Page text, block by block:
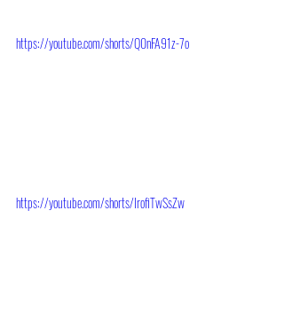
https://youtube.com/shorts/Q0nFA91z-7o
https://youtube.com/shorts/IrofiTwSsZw